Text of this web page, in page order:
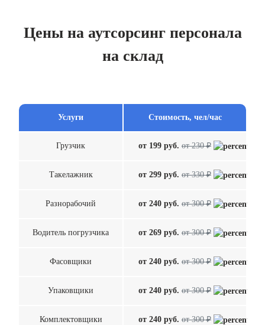
Цены на аутсорсинг персонала
на склад
Услуги Стоимость, чел/час
Грузчик от 199 руб. от 230 ₽
Такелажник от 299 руб. от 330 ₽
Разнорабочий от 240 руб. от 300 ₽
Водитель погрузчика от 269 руб. от 300 ₽
Фасовщики от 240 руб. от 300 ₽
Упаковщики от 240 руб. от 300 ₽
Комплектовщики от 240 руб. от 300 ₽